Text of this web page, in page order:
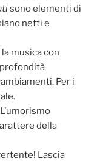
sono elementi di
netti e
la musica con
profondità
Per i
della
Lascia